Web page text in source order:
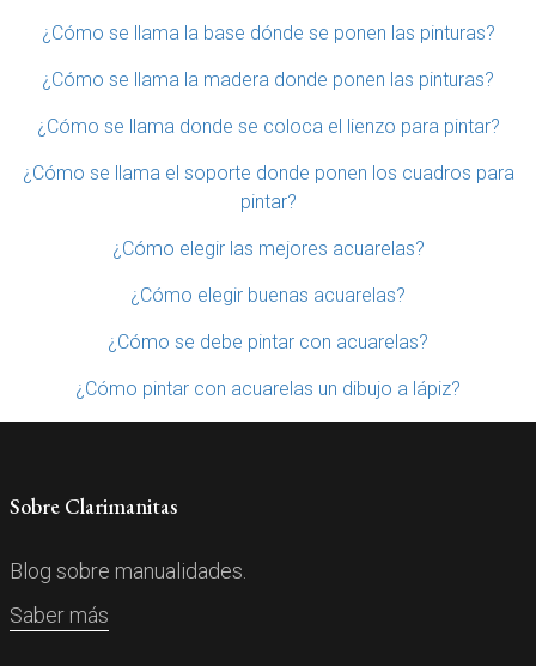
¿Cómo se llama la base dónde se ponen las pinturas?
¿Cómo se llama la madera donde ponen las pinturas?
¿Cómo se llama donde se coloca el lienzo para pintar?
¿Cómo se llama el soporte donde ponen los cuadros para
pintar?
¿Cómo elegir las mejores acuarelas?
¿Cómo elegir buenas acuarelas?
¿Cómo se debe pintar con acuarelas?
¿Cómo pintar con acuarelas un dibujo a lápiz?
Sobre Clarimanitas
Blog sobre manualidades.
Saber más